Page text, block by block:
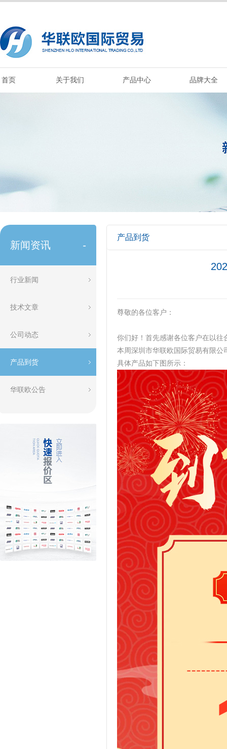
首页 关于我们 产品中心 品牌大全
新闻资讯 -
行业新闻
技术文章
公司动态
产品到货
华联欧公告
产品到货
​尊敬的各位客户：
你们好！首先感谢各位客户在以
本周深圳市华联欧国际贸易有限
具体产品如下图所示：